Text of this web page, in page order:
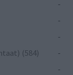
-
-
-
(584)
-
-